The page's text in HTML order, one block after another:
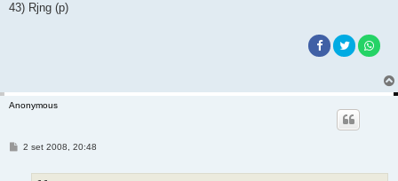
43) Rjng (p)
Anonymous
M2 set 2008, 20:48